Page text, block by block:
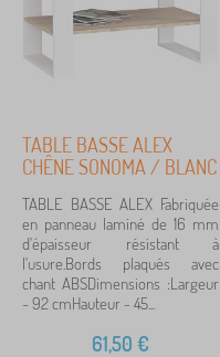
TABLE BASSE ALEX
CHÊNE SONOMA / BLANC
TABLE BASSE ALEX Fabriquée
en panneau laminé de 16 mm
d'épaisseur résistant à
l'usure.Bords plaqués avec
chant ABSDimensions :Largeur
- 92 cmHauteur - 45...
61,50 €